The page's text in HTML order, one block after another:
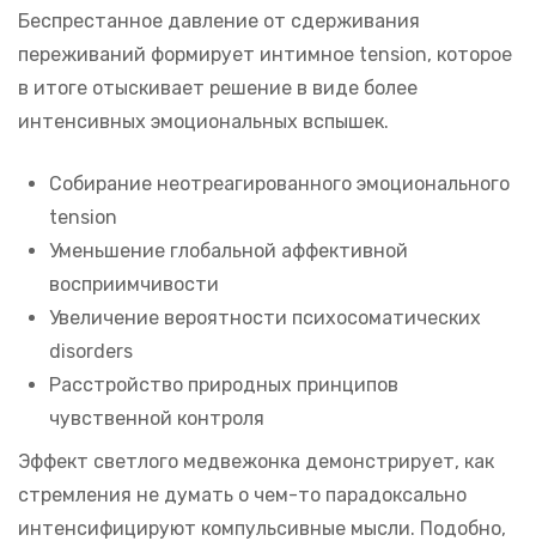
Беспрестанное давление от сдерживания
переживаний формирует интимное tension, которое
в итоге отыскивает решение в виде более
интенсивных эмоциональных вспышек.
Собирание неотреагированного эмоционального
tension
Уменьшение глобальной аффективной
восприимчивости
Увеличение вероятности психосоматических
disorders
Расстройство природных принципов
чувственной контроля
Эффект светлого медвежонка демонстрирует, как
стремления не думать о чем-то парадоксально
интенсифицируют компульсивные мысли. Подобно,